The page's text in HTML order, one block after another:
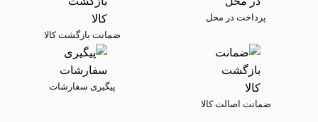
پرداخت در محل
ضمانت بازگشت کالا
ضمانت اصالت کالا
پیگیری سفارشات